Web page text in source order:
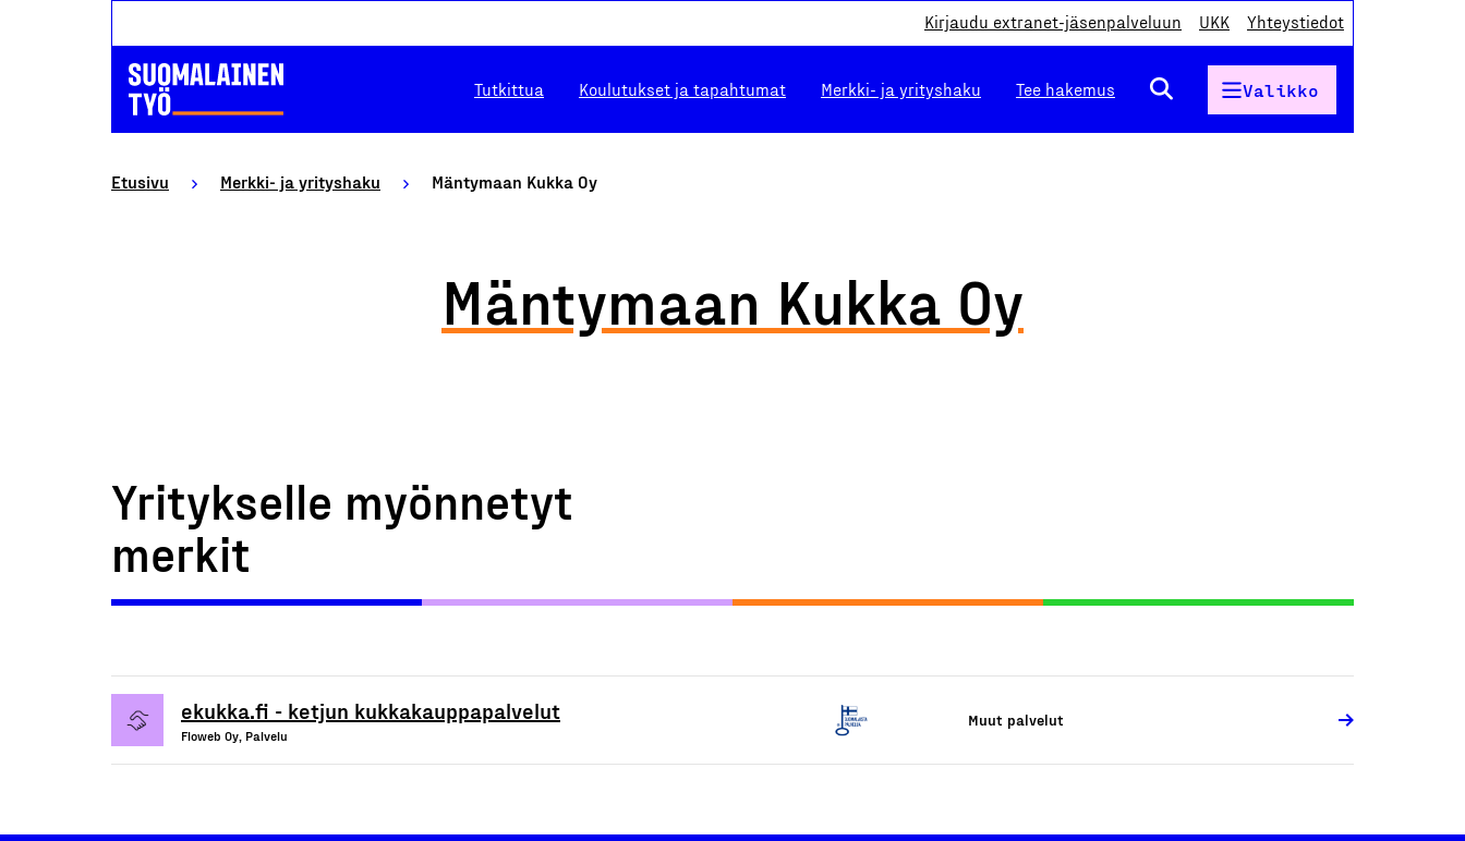
Kirjaudu extranet-jäsenpalveluun UKK Yhteystiedot
Tutkittua Koulutukset ja tapahtumat Merkki- ja yrityshaku Tee hakemus Valikko
Etusivu Merkki- ja yrityshaku Mäntymaan Kukka Oy
Mäntymaan Kukka Oy
Yritykselle myönnetyt
merkit
ekukka.fi - ketjun kukkakauppapalvelut
Floweb Oy, Palvelu
Muut palvelut